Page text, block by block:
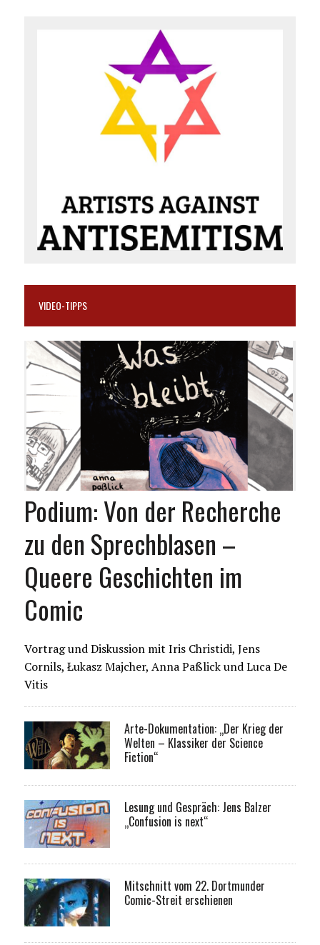
VIDEO-TIPPS
Podium: Von der Recherche
zu den Sprechblasen –
Queere Geschichten im
Comic
Vortrag und Diskussion mit Iris Christidi, Jens
Cornils, Łukasz Majcher, Anna Paßlick und Luca De
Vitis
Arte-Dokumentation: „Der Krieg der
Welten – Klassiker der Science
Fiction“
Lesung und Gespräch: Jens Balzer
„Confusion is next“
Mitschnitt vom 22. Dortmunder
Comic-Streit erschienen